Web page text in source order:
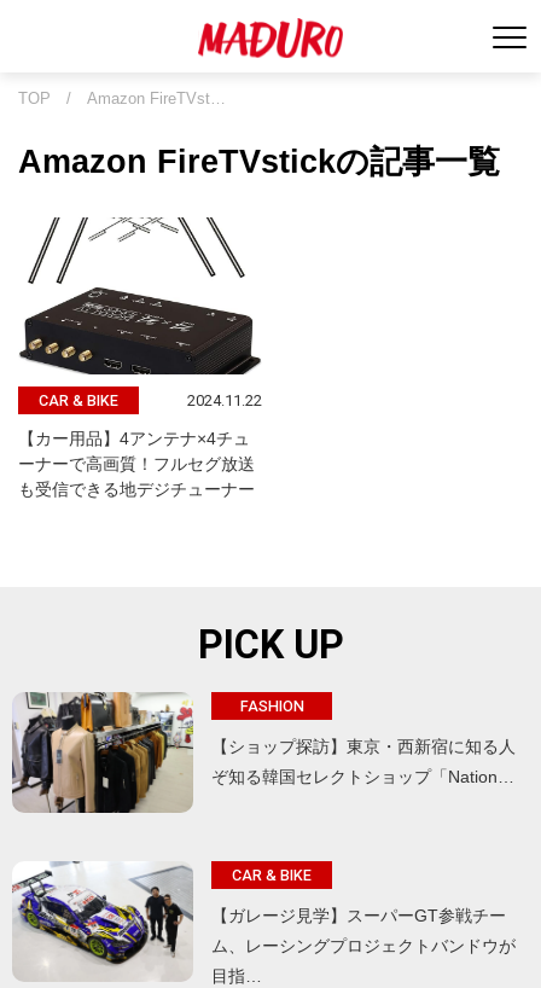
TOP / Amazon FireTVst…
Amazon FireTVstickの記事一覧
CAR & BIKE 2024.11.22
【カー用品】4アンテナ×4チュ
ーナーで高画質！フルセグ放送
も受信できる地デジチューナー
PICK UP
FASHION
【ショップ探訪】東京・西新宿に知る人
ぞ知る韓国セレクトショップ「Nation…
CAR & BIKE
【ガレージ見学】スーパーGT参戦チー
ム、レーシングプロジェクトバンドウが
目指…